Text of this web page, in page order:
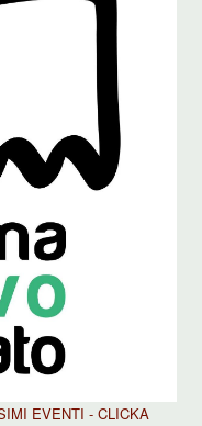
EVENTI - CLICKA